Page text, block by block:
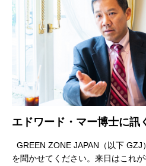
エドワード・マー博士に訊
GREEN ZONE JAPAN（以下
を聞かせてください。来日はこれ